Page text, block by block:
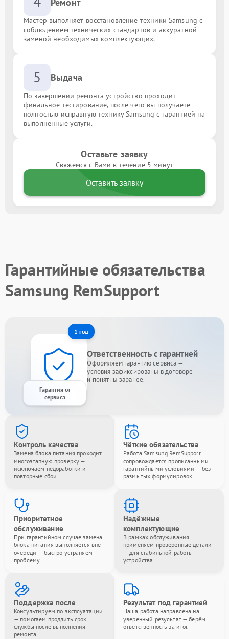
Мастер выполняет восстановление техники Samsung с
соблюдением технических стандартов и аккуратной
заменой необходимых комплектующих.
5 Выдача
По завершении ремонта устройство проходит
финальное тестирование, после чего вы получаете
полностью исправную технику Samsung с гарантией на
выполненные услуги.
Оставьте заявку
Свяжемся с Вами в течение 5 минут
Оставить заявку
Гарантийные обязательства
Samsung RemSupport
1 год
Гарантия от
сервиса
Ответственность с гарантией
Оформляем гарантию сервиса —
условия зафиксированы в договоре
и понятны заранее.
Контроль качества
Замена блока питания проходит
многоэтапную проверку —
исключаем недоработки и
повторные сбои.
Чёткие обязательства
Работа Samsung RemSupport
сопровождается прописанными
гарантийными условиями — без
размытых формулировок.
Приоритетное
обслуживание
При гарантийном случае замена
блока питания выполняется вне
очереди — быстро устраняем
проблему.
Надёжные
комплектующие
В рамках обслуживания
применяем проверенные детали
— для стабильной работы
устройства.
Поддержка после
Консультируем по эксплуатации
— помогаем продлить срок
службы после выполнения
ремонта.
Результат под гарантией
Наша работа направлена на
уверенный результат — берём
ответственность за итог.